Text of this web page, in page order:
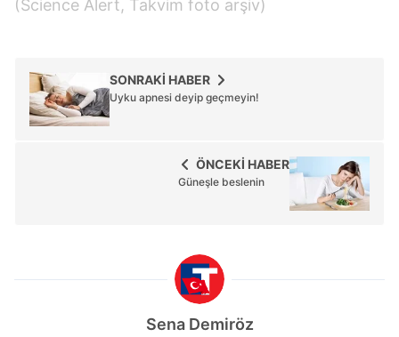
(Science Alert, Takvim foto arşiv)
SONRAKİ HABER
Uyku apnesi deyip geçmeyin!
ÖNCEKİ HABER
Güneşle beslenin
Sena Demiröz